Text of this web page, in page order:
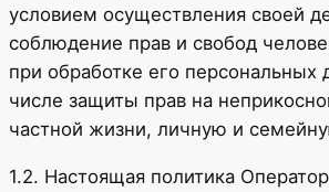
условием осуществления своей
соблюдение прав и свобод
при обработке его персональных
числе защиты прав на
частной жизни, личную и
1.2. Настоящая политика